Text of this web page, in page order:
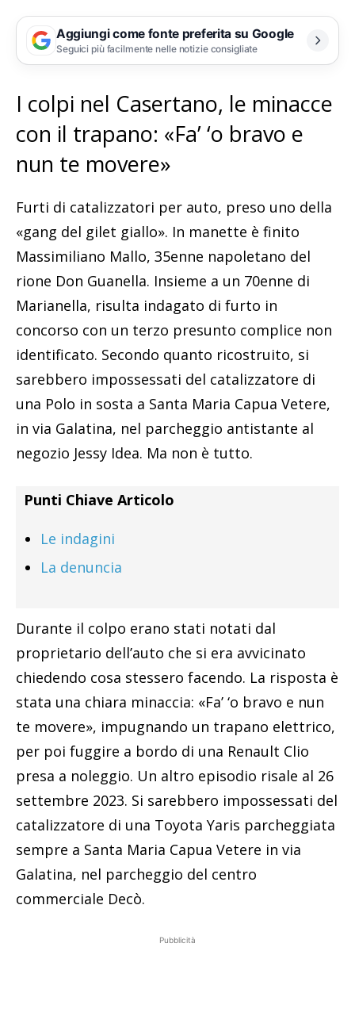
Aggiungi come fonte preferita su Google
Seguici più facilmente nelle notizie consigliate
I colpi nel Casertano, le minacce
con il trapano: «Fa’ ‘o bravo e
nun te movere»
Furti di catalizzatori per auto, preso uno della
«gang del gilet giallo». In manette è finito
Massimiliano Mallo, 35enne napoletano del
rione Don Guanella. Insieme a un 70enne di
Marianella, risulta indagato di furto in
concorso con un terzo presunto complice non
identificato. Secondo quanto ricostruito, si
sarebbero impossessati del catalizzatore di
una Polo in sosta a Santa Maria Capua Vetere,
in via Galatina, nel parcheggio antistante al
negozio Jessy Idea. Ma non è tutto.
Punti Chiave Articolo
Le indagini
La denuncia
Durante il colpo erano stati notati dal
proprietario dell’auto che si era avvicinato
chiedendo cosa stessero facendo. La risposta è
stata una chiara minaccia: «Fa’ ‘o bravo e nun
te movere», impugnando un trapano elettrico,
per poi fuggire a bordo di una Renault Clio
presa a noleggio. Un altro episodio risale al 26
settembre 2023. Si sarebbero impossessati del
catalizzatore di una Toyota Yaris parcheggiata
sempre a Santa Maria Capua Vetere in via
Galatina, nel parcheggio del centro
commerciale Decò.
Pubblicità